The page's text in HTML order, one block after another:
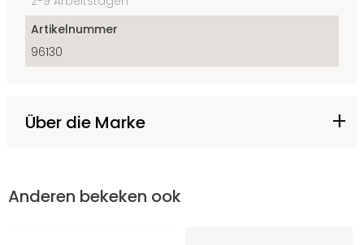
Artikelnummer
96130
Über die Marke
Anderen bekeken ook